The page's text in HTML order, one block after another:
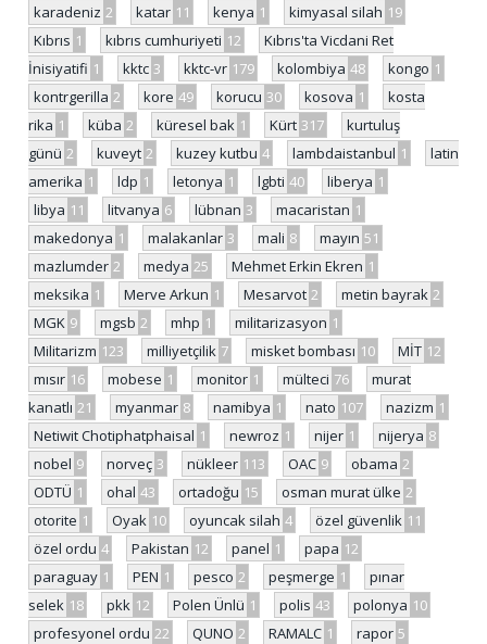
karadeniz 2 katar 11 kenya 1 kimyasal silah 19
Kıbrıs 1 kıbrıs cumhuriyeti 12
Kıbrıs'ta Vicdani Ret
İnisiyatifi 1 kktc 3 kktc-vr 179 kolombiya 48 kongo 1
kontrgerilla 2 kore 49 korucu 30 kosova 1
kosta
rika 1 küba 2 küresel bak 1 Kürt 317
kurtuluş
günü 2 kuveyt 2 kuzey kutbu 4 lambdaistanbul 1
latin
amerika 1 ldp 1 letonya 1 lgbti 40 liberya 1
libya 11 litvanya 6 lübnan 3 macaristan 1
makedonya 1 malakanlar 3 mali 8 mayın 51
mazlumder 2 medya 25 Mehmet Erkin Ekren 1
meksika 1 Merve Arkun 1 Mesarvot 2 metin bayrak 2
MGK 9 mgsb 2 mhp 1 militarizasyon 1
Militarizm 123 milliyetçilik 7 misket bombası 10 MİT 12
mısır 16 mobese 1 monitor 1 mülteci 76
murat
kanatlı 21 myanmar 8 namibya 1 nato 107 nazizm 1
Netiwit Chotiphatphaisal 1 newroz 1 nijer 1 nijerya 8
nobel 9 norveç 3 nükleer 113 OAC 9 obama 2
ODTÜ 1 ohal 43 ortadoğu 15 osman murat ülke 2
otorite 1 Oyak 10 oyuncak silah 4 özel güvenlik 11
özel ordu 4 Pakistan 12 panel 1 papa 12
paraguay 1 PEN 1 pesco 2 peşmerge 1
pınar
selek 18 pkk 12 Polen Ünlü 1 polis 43 polonya 10
profesyonel ordu 22 QUNO 2 RAMALC 1 rapor 5